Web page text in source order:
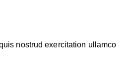
nostrud exercitation ullamco